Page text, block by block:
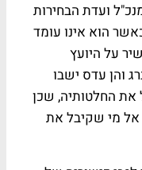
ועדת הבחירות
הוא אינו עומד
על היועץ
והן עדס ישבו
את החלטותיה, שכן
אל מי שקיבל את